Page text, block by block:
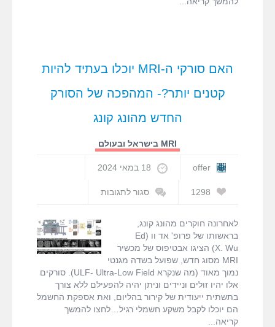
האם סורקי ה-MRI יוכלו בעתיד להיות
קטנים יותר?- המהפכה של הסורק
החדש מהונג קונג
MRI בישראל ובעולם
offer 18 במאי 2024
1298
סגור לתגובות
סורקי
ה-
MRI
יוכלו
בעתיד
להיות
קטנים
יותר?
לאחרונה חוקרים מהונג קונג,
בראשותו של פרופ' אד וו (Ed
X. Wu) הציגו אבטיפוס של מכשיר
MRI מסוג חדש, שפועל בשדה מגנטי
נמוך מאוד (מה שנקרא ULF- Ultra-Low Field). סורקים
אלו יהיו זולים וניידים וניתן יהיה להפעילם ללא צורך
בתשתית ייעודית של קירור בהליום, ואת אספקת החשמל
הם יוכלו לקבל משקע חשמלי רגיל…לחצו להמשך
קריאה